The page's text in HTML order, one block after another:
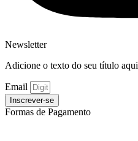
Newsletter
Adicione o texto do seu título aqui
Email
Inscrever-se
Formas de Pagamento